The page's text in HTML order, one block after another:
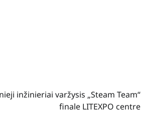
inžinieriai varžysis „Steam Team“
finale LITEXPO centre